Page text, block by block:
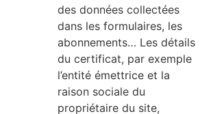
des données collectées
dans les formulaires, les
abonnements… Les détails
du certificat, par exemple
l’entité émettrice et la
raison sociale du
propriétaire du site,